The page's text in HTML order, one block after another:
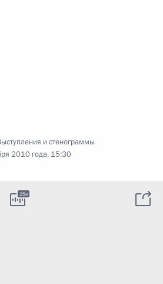
и стенограммы
2010 года, 15:30
25м